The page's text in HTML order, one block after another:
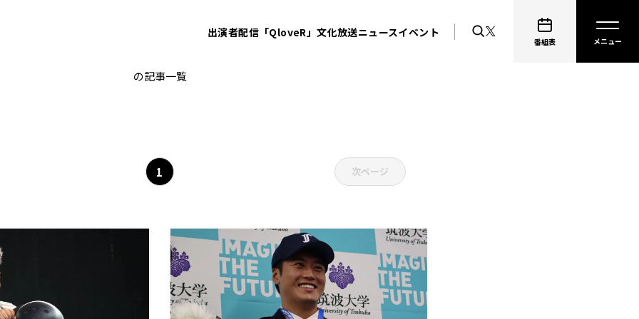
出演者配信「QloveR」文化放送ニュースイベント
番組表
satoh_syunsuke
の記事一覧
1 次ページ